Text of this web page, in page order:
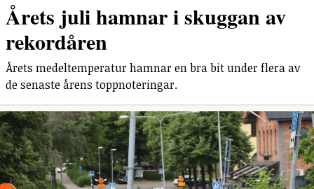
Årets juli hamnar i skuggan av
rekordåren
Årets medeltemperatur hamnar en bra bit under flera av
de senaste årens toppnoteringar.